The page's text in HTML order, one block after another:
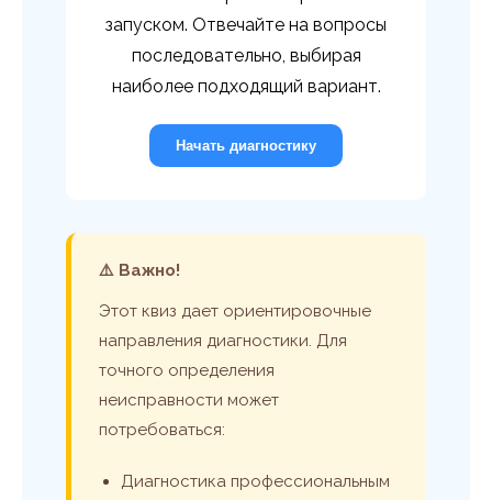
запуском. Отвечайте на вопросы
последовательно, выбирая
наиболее подходящий вариант.
Начать диагностику
⚠️ Важно!
Этот квиз дает ориентировочные
направления диагностики. Для
точного определения
неисправности может
потребоваться:
Диагностика профессиональным